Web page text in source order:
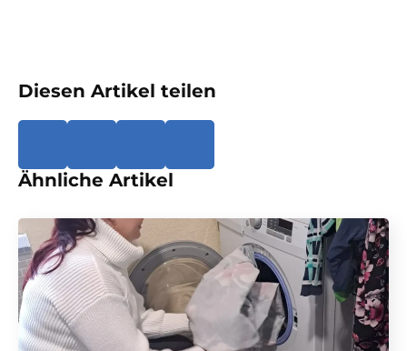
Diesen Artikel teilen
Ähnliche Artikel